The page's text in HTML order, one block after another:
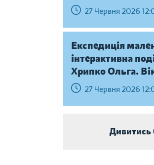
27 Червня 2026
Експедиція
інтерактивна
Хрипко Ольга.
27 Червня 2026
Дивитись